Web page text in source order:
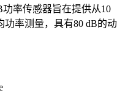
率传感器旨在提供从10
功率测量，具有80 dB的动